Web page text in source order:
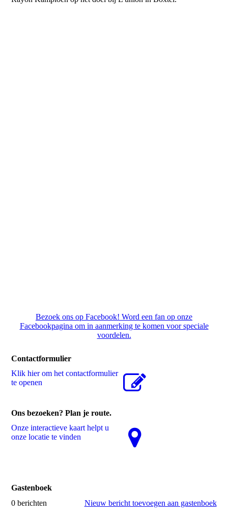
Bezoek ons op Facebook! Word een fan op onze
Facebookpagina om in aanmerking te komen voor speciale
voordelen.
Contactformulier
Klik hier om het contactformulier
te openen
Ons bezoeken? Plan je route.
Onze interactieve kaart helpt u
onze locatie te vinden
Gastenboek
0 berichten
Nieuw bericht toevoegen aan gastenboek